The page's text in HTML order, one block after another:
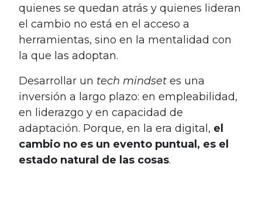
quienes se quedan atrás y quienes lideran
el cambio no está en el acceso a
herramientas, sino en la mentalidad con
la que las adoptan.
Desarrollar un tech mindset es una
inversión a largo plazo: en empleabilidad,
en liderazgo y en capacidad de
adaptación. Porque, en la era digital, el
cambio no es un evento puntual, es el
estado natural de las cosas.